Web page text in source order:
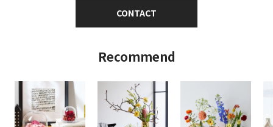
CONTACT
Recommend